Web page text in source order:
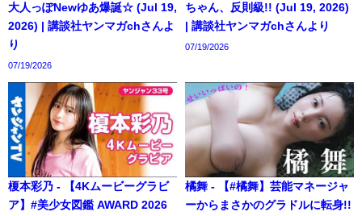
大人っぽNewゆあ爆誕☆ (Jul 19,
2026) | 講談社ヤンマガchさんよ
り
07/19/2026
ちゃん、反則級!! (Jul 19, 2026)
| 講談社ヤンマガchさんより
07/19/2026
榎本彩乃 - 【4Kムービーグラビ
ア】#美少女図鑑 AWARD 2026
橘舞 - 【#橘舞】芸能マネージャ
ーからまさかのグラドルに転身!!